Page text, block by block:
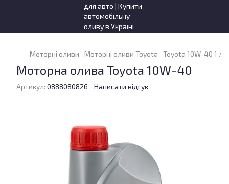
Моторні оливи Моторні оливи Toyota Toyota 10W-40 1 л
Моторна олива Toyota 10W-40
Артикул: 0888080826 Написати відгук